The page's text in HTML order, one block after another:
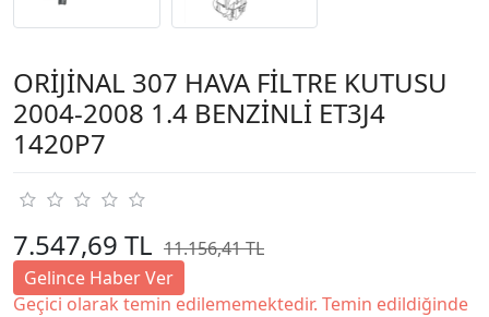
ORİJİNAL 307 HAVA FİLTRE KUTUSU
2004-2008 1.4 BENZİNLİ ET3J4
1420P7
7.547,69 TL 11.156,41 TL
Gelince Haber Ver
Geçici olarak temin edilememektedir. Temin edildiğinde